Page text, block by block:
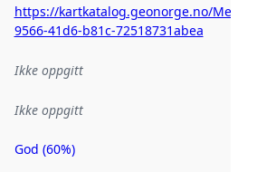
https://kartkatalog.geonorge.no/
9566-41d6-b81c-72518731abea
Ikke oppgitt
Ikke oppgitt
Metadatakvalitet
God (60%)